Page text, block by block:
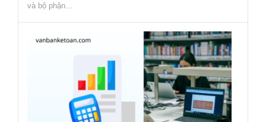
và bộ phận...